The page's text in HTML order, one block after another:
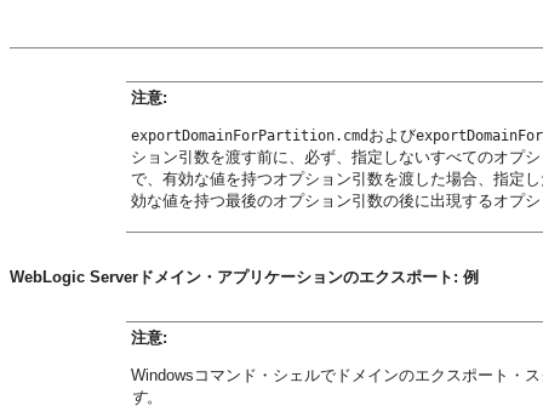
注意:
exportDomainForPartition.cmdおよび
ション引数を渡す前に、必ず、指定しないすべてのオプ
で、有効な値を持つオプション引数を渡した場合、指定
効な値を持つ最後のオプション引数の後に出現するオプ
WebLogic Serverドメイン・アプリケーションのエクスポート: 例
注意:
Windowsコマンド・シェルでドメインのエクスポート・
す。